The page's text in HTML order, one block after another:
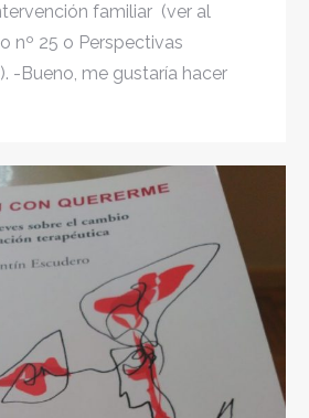
familiar (ver al
nº 25 o Perspectivas
-Bueno, me gustaría hacer